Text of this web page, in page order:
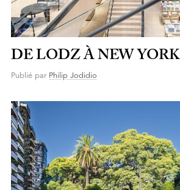
DE LODZ À NEW YORK
Publié par Philip Jodidio